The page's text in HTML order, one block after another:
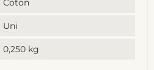
Coton
Uni
0,250 kg